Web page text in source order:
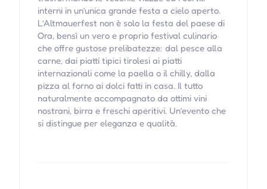
interni in un’unica grande festa a cielo aperto.
L’Altmauerfest non è solo la festa del paese di
Ora, bensì un vero e proprio festival culinario
che offre gustose prelibatezze: dal pesce alla
carne, dai piatti tipici tirolesi ai piatti
internazionali come la paella o il chilly, dalla
pizza al forno ai dolci fatti in casa. Il tutto
naturalmente accompagnato da ottimi vini
nostrani, birra e freschi aperitivi. Un’evento che
si distingue per eleganza e qualità.